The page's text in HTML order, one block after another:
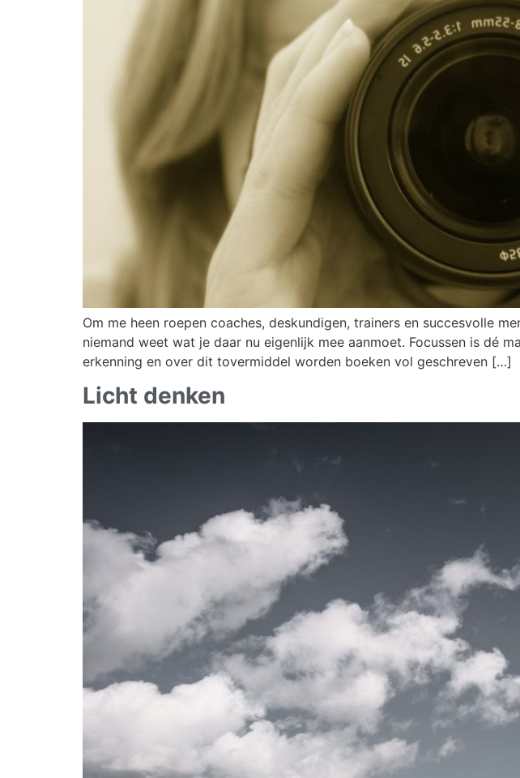
Om me heen roepen coaches, deskundigen, trainers en succesvolle
niemand weet wat je daar nu eigenlijk mee aanmoet. Focussen is dé
erkenning en over dit tovermiddel worden boeken vol geschreven […]
Licht denken